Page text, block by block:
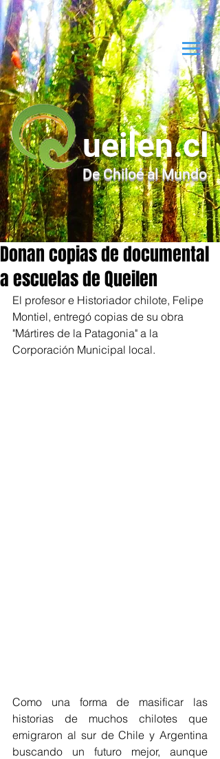
ueilen.cl
De Chiloé al Mundo
Donan copias de documental
a escuelas de Queilen
El profesor e Historiador chilote, Felipe
Montiel, entregó copias de su obra
"Mártires de la Patagonia" a la
Corporación Municipal local.
Como una forma de masificar las
historias de muchos chilotes que
emigraron al sur de Chile y Argentina
buscando un futuro mejor, aunque